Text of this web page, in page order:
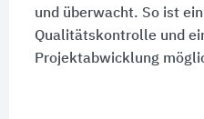
und überwacht. So ist
Qualitätskontrolle und
Projektabwicklung